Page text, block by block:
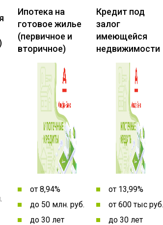
Ипотека на
готовое жилье
(первичное и
вторичное)
от 8,94%
до 50 млн. руб.
до 30 лет
Кредит под
залог
имеющейся
недвижимости
от 13,99%
от 600 тыс руб.
до 30 лет